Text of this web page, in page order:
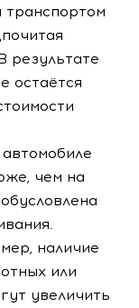
результате
остаётся
чем на
наличие
или
увеличить